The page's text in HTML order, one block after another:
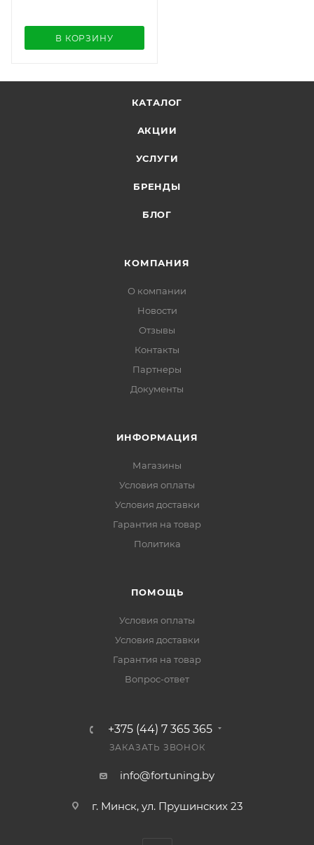
В КОРЗИНУ
КАТАЛОГ
АКЦИИ
УСЛУГИ
БРЕНДЫ
БЛОГ
КОМПАНИЯ
О компании
Новости
Отзывы
Контакты
Партнеры
Документы
ИНФОРМАЦИЯ
Магазины
Условия оплаты
Условия доставки
Гарантия на товар
Политика
ПОМОЩЬ
Условия оплаты
Условия доставки
Гарантия на товар
Вопрос-ответ
+375 (44) 7 365 365
ЗАКАЗАТЬ ЗВОНОК
info@fortuning.by
г. Минск, ул. Прушинских 23